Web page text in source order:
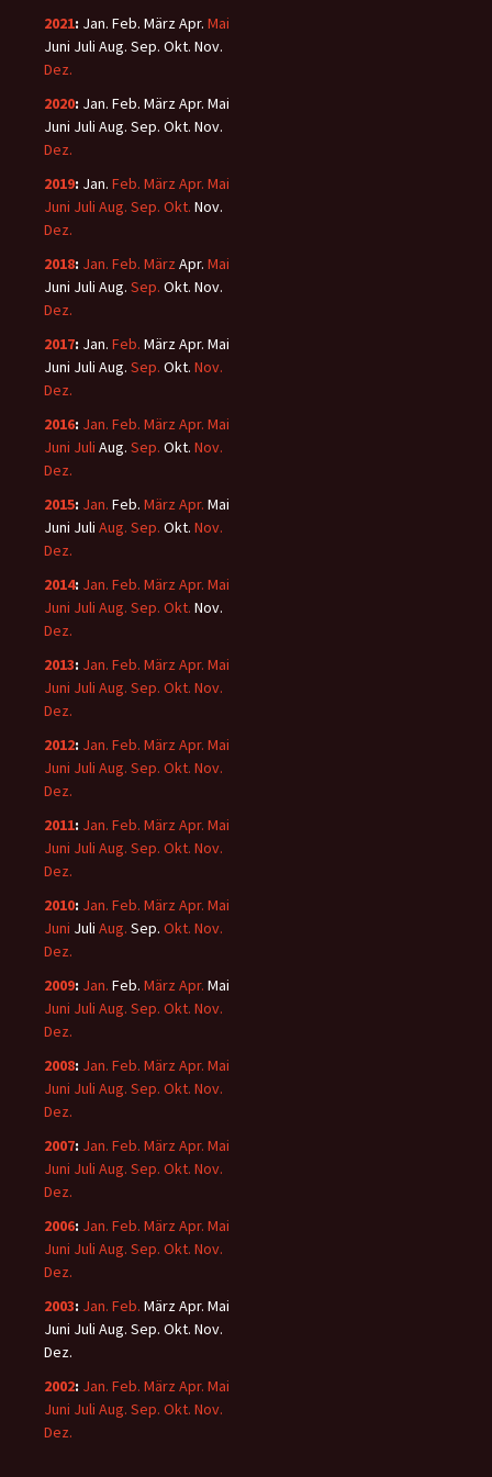
2021: Jan. Feb. MärzApr. Mai
Juni Juli Aug. Sep. Okt. Nov.
Dez.
2020: Jan. Feb. MärzApr. Mai
Juni Juli Aug. Sep. Okt. Nov.
Dez.
2019: Jan. Feb. März Apr. Mai
Juni Juli Aug. Sep. Okt. Nov.
Dez.
2018: Jan. Feb. März Apr. Mai
Juni Juli Aug. Sep. Okt. Nov.
Dez.
2017: Jan. Feb. MärzApr. Mai
Juni Juli Aug. Sep. Okt. Nov.
Dez.
2016: Jan. Feb. März Apr. Mai
Juni Juli Aug. Sep. Okt. Nov.
Dez.
2015: Jan. Feb. März Apr. Mai
Juni Juli Aug. Sep. Okt. Nov.
Dez.
2014: Jan. Feb. März Apr. Mai
Juni Juli Aug. Sep. Okt. Nov.
Dez.
2013: Jan. Feb. März Apr. Mai
Juni Juli Aug. Sep. Okt. Nov.
Dez.
2012: Jan. Feb. März Apr. Mai
Juni Juli Aug. Sep. Okt. Nov.
Dez.
2011: Jan. Feb. März Apr. Mai
Juni Juli Aug. Sep. Okt. Nov.
Dez.
2010: Jan. Feb. März Apr. Mai
Juni Juli Aug. Sep. Okt. Nov.
Dez.
2009: Jan. Feb. März Apr. Mai
Juni Juli Aug. Sep. Okt. Nov.
Dez.
2008: Jan. Feb. März Apr. Mai
Juni Juli Aug. Sep. Okt. Nov.
Dez.
2007: Jan. Feb. März Apr. Mai
Juni Juli Aug. Sep. Okt. Nov.
Dez.
2006: Jan. Feb. März Apr. Mai
Juni Juli Aug. Sep. Okt. Nov.
Dez.
2003: Jan. Feb. MärzApr. Mai
Juni Juli Aug. Sep. Okt. Nov.
Dez.
2002: Jan. Feb. März Apr. Mai
Juni Juli Aug. Sep. Okt. Nov.
Dez.